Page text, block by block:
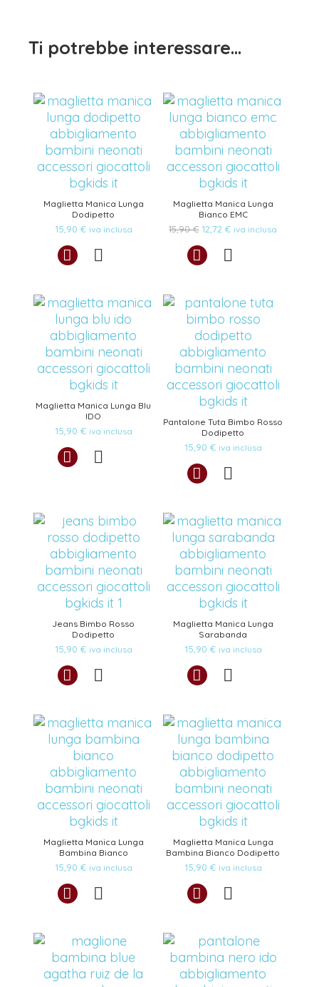
Ti potrebbe interessare…
Maglietta Manica Lunga
Dodipetto
15,90 € iva inclusa
Maglietta Manica Lunga
Bianco EMC
15,90€ Il
originale
era:
12,72€Il
attuale
è:
iva inclusa
Maglietta Manica Lunga Blu
IDO
15,90 € iva inclusa
Pantalone Tuta Bimbo Rosso
Dodipetto
15,90 € iva inclusa
Jeans Bimbo Rosso
Dodipetto
15,90 € iva inclusa
Maglietta Manica Lunga
Sarabanda
15,90 € iva inclusa
Maglietta Manica Lunga
Bambina Bianco
15,90 € iva inclusa
Maglietta Manica Lunga
Bambina Bianco Dodipetto
15,90 € iva inclusa